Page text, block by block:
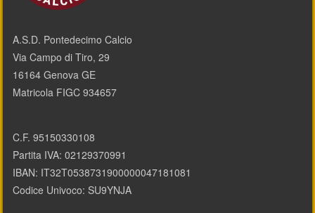
A.S.D. Pontedecimo Calcio
Via Campo di Tiro, 29
16164 Genova GE
Matricola FIGC 934657
C.F. 95150330108
Partita IVA: 02129370991
IBAN: IT32T0538731900000047181081
Codice Univoco: SU9YNJA